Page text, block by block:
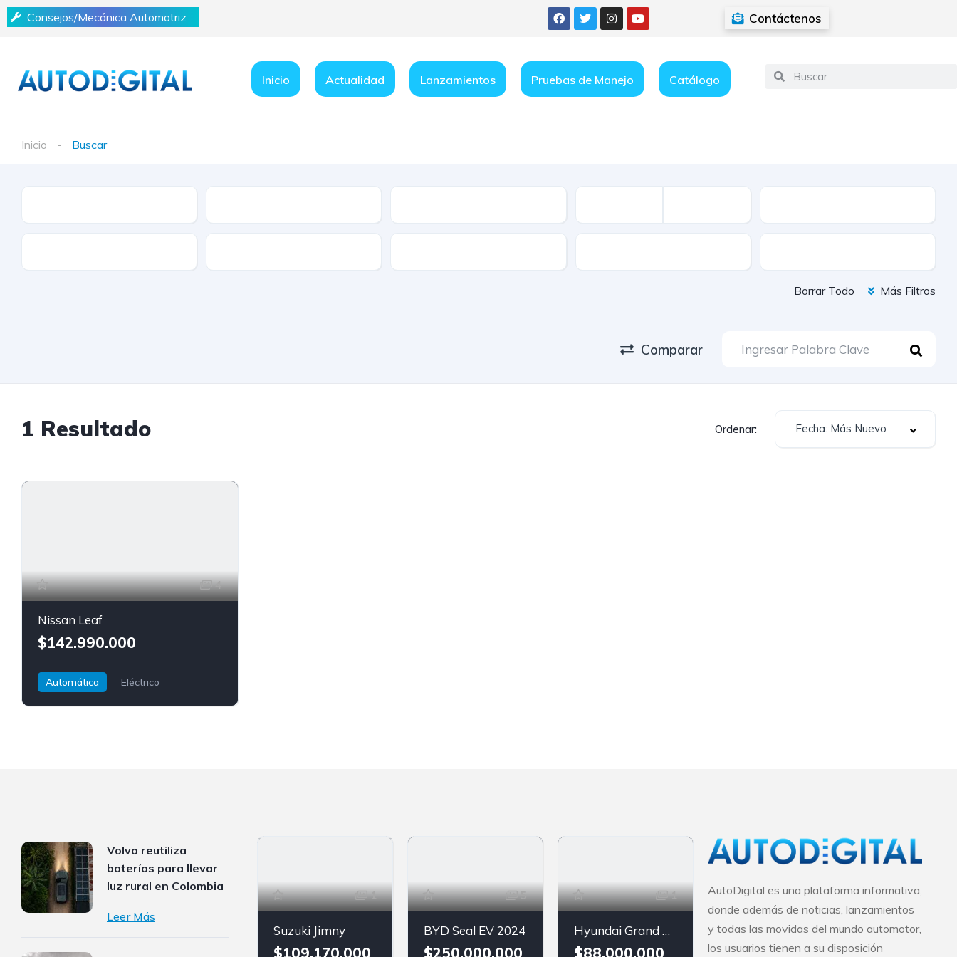
Consejos/Mecánica Automotriz Contáctenos
Inicio Actualidad Lanzamientos Pruebas de Manejo Catálogo
Inicio Buscar
Borrar Todo Más Filtros
Comparar
1 Resultado Ordenar: Fecha: Más Nuevo
4
Nissan Leaf
$142.990.000
Automática
Eléctrico
Volvo reutiliza
baterías para llevar
luz rural en Colombia
Leer Más
1
Suzuki Jimny
$109.170.000
5
BYD Seal EV 2024
$250.000.000
1
Hyundai Grand Metro Taxi
$88.000.000
AutoDigital es una plataforma informativa,
donde además de noticias, lanzamientos
y todas las movidas del mundo automotor,
los usuarios tienen a su disposición